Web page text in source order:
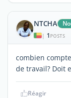
NTCHA
| 1 POSTS
combien
de travail? Doit
Réagir